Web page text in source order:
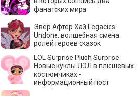
фанатских мира
Эвер Афтер Хай Legacies
Undone, волшебная смена
ролей героев сказок
LOL Surprise Plush Surprise
Новые куклы ЛОЛ в плюшевых
костюмчиках -
информационный пост